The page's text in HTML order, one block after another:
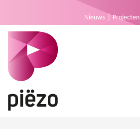
Nieuws Projecten